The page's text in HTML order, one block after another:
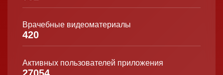
Врачебные видеоматериалы
420
Активных пользователей приложения